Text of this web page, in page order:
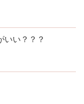
いい？？？